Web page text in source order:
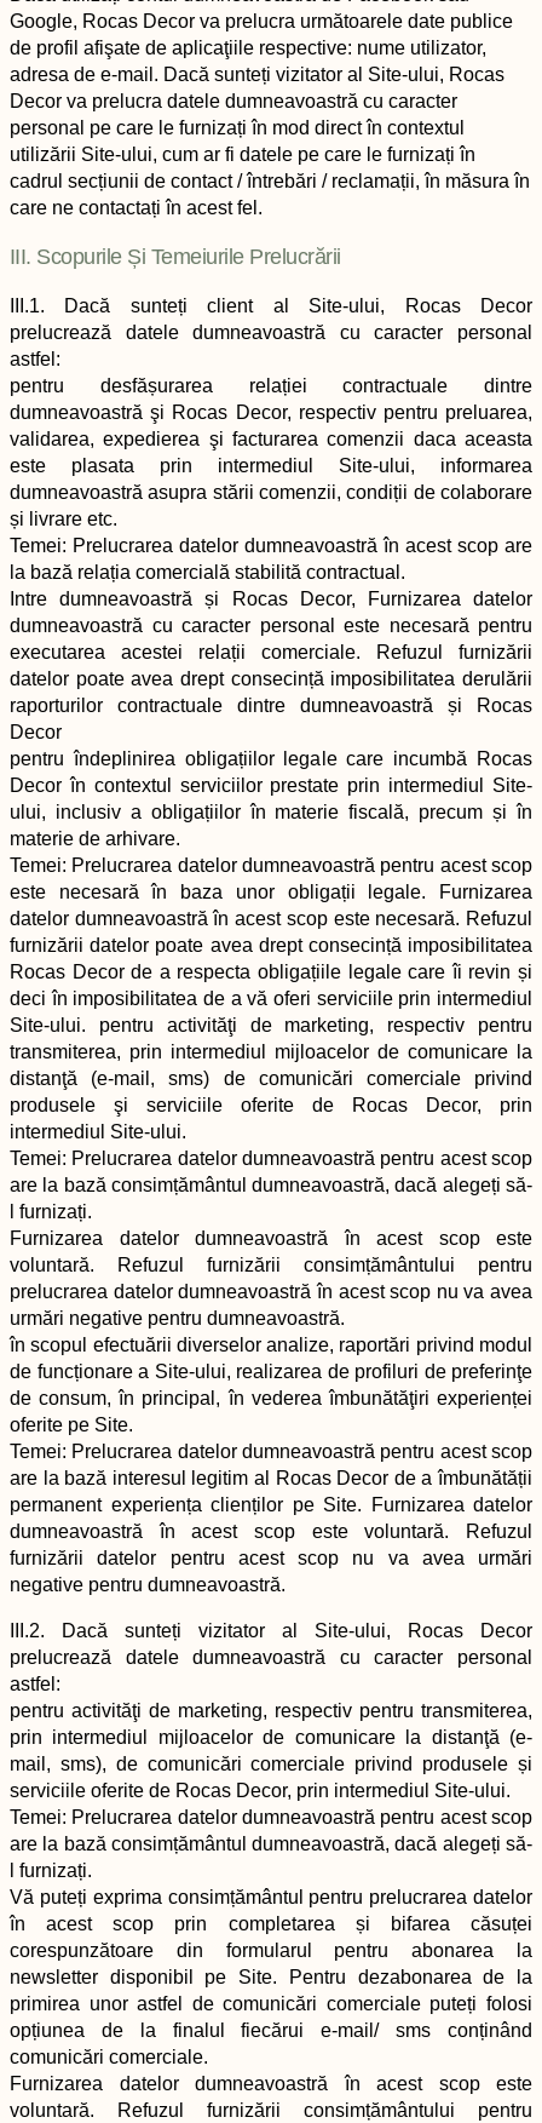
Google, Rocas Decor va prelucra următoarele date publice
de profil afişate de aplicaţiile respective: nume utilizator,
adresa de e-mail. Dacă sunteți vizitator al Site-ului, Rocas
Decor va prelucra datele dumneavoastră cu caracter
personal pe care le furnizați în mod direct în contextul
utilizării Site-ului, cum ar fi datele pe care le furnizați în
cadrul secțiunii de contact / întrebări / reclamații, în măsura în
care ne contactați în acest fel.
III. Scopurile Și Temeiurile Prelucrării
III.1. Dacă sunteți client al Site-ului, Rocas Decor
prelucrează datele dumneavoastră cu caracter personal
astfel:
pentru desfășurarea relației contractuale dintre
dumneavoastră şi Rocas Decor, respectiv pentru preluarea,
validarea, expedierea şi facturarea comenzii daca aceasta
este plasata prin intermediul Site-ului, informarea
dumneavoastră asupra stării comenzii, condiții de colaborare
și livrare etc.
Temei: Prelucrarea datelor dumneavoastră în acest scop are
la bază relația comercială stabilită contractual.
Intre dumneavoastră și Rocas Decor, Furnizarea datelor
dumneavoastră cu caracter personal este necesară pentru
executarea acestei relații comerciale. Refuzul furnizării
datelor poate avea drept consecință imposibilitatea derulării
raporturilor contractuale dintre dumneavoastră și Rocas
Decor
pentru îndeplinirea obligațiilor legale care incumbă Rocas
Decor în contextul serviciilor prestate prin intermediul Site-
ului, inclusiv a obligațiilor în materie fiscală, precum și în
materie de arhivare.
Temei: Prelucrarea datelor dumneavoastră pentru acest scop
este necesară în baza unor obligații legale. Furnizarea
datelor dumneavoastră în acest scop este necesară. Refuzul
furnizării datelor poate avea drept consecință imposibilitatea
Rocas Decor de a respecta obligațiile legale care îi revin și
deci în imposibilitatea de a vă oferi serviciile prin intermediul
Site-ului. pentru activităţi de marketing, respectiv pentru
transmiterea, prin intermediul mijloacelor de comunicare la
distanţă (e-mail, sms) de comunicări comerciale privind
produsele şi serviciile oferite de Rocas Decor, prin
intermediul Site-ului.
Temei: Prelucrarea datelor dumneavoastră pentru acest scop
are la bază consimțământul dumneavoastră, dacă alegeți să-
l furnizați.
Furnizarea datelor dumneavoastră în acest scop este
voluntară. Refuzul furnizării consimțământului pentru
prelucrarea datelor dumneavoastră în acest scop nu va avea
urmări negative pentru dumneavoastră.
în scopul efectuării diverselor analize, raportări privind modul
de funcționare a Site-ului, realizarea de profiluri de preferinţe
de consum, în principal, în vederea îmbunătăţiri experienței
oferite pe Site.
Temei: Prelucrarea datelor dumneavoastră pentru acest scop
are la bază interesul legitim al Rocas Decor de a îmbunătății
permanent experiența clienților pe Site. Furnizarea datelor
dumneavoastră în acest scop este voluntară. Refuzul
furnizării datelor pentru acest scop nu va avea urmări
negative pentru dumneavoastră.
III.2. Dacă sunteți vizitator al Site-ului, Rocas Decor
prelucrează datele dumneavoastră cu caracter personal
astfel:
pentru activităţi de marketing, respectiv pentru transmiterea,
prin intermediul mijloacelor de comunicare la distanţă (e-
mail, sms), de comunicări comerciale privind produsele și
serviciile oferite de Rocas Decor, prin intermediul Site-ului.
Temei: Prelucrarea datelor dumneavoastră pentru acest scop
are la bază consimțământul dumneavoastră, dacă alegeți să-
l furnizați.
Vă puteți exprima consimțământul pentru prelucrarea datelor
în acest scop prin completarea și bifarea căsuței
corespunzătoare din formularul pentru abonarea la
newsletter disponibil pe Site. Pentru dezabonarea de la
primirea unor astfel de comunicări comerciale puteți folosi
opțiunea de la finalul fiecărui e-mail/ sms conținând
comunicări comerciale.
Furnizarea datelor dumneavoastră în acest scop este
voluntară. Refuzul furnizării consimțământului pentru